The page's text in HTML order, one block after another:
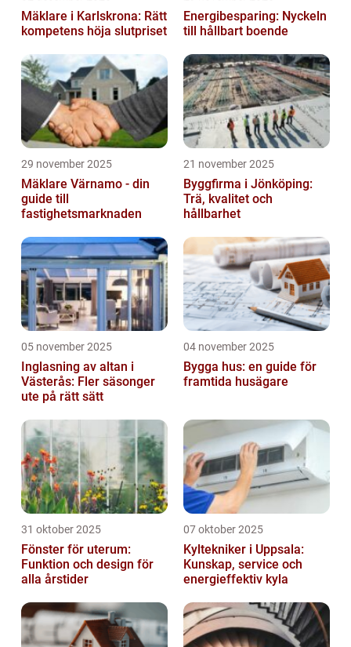
Mäklare i Karlskrona: Rätt
kompetens höja slutpriset
Energibesparing: Nyckeln
till hållbart boende
29 november 2025
Mäklare Värnamo - din
guide till
fastighetsmarknaden
21 november 2025
Byggfirma i Jönköping:
Trä, kvalitet och
hållbarhet
05 november 2025
Inglasning av altan i
Västerås: Fler säsonger
ute på rätt sätt
04 november 2025
Bygga hus: en guide för
framtida husägare
31 oktober 2025
Fönster för uterum:
Funktion och design för
alla årstider
07 oktober 2025
Kyltekniker i Uppsala:
Kunskap, service och
energieffektiv kyla